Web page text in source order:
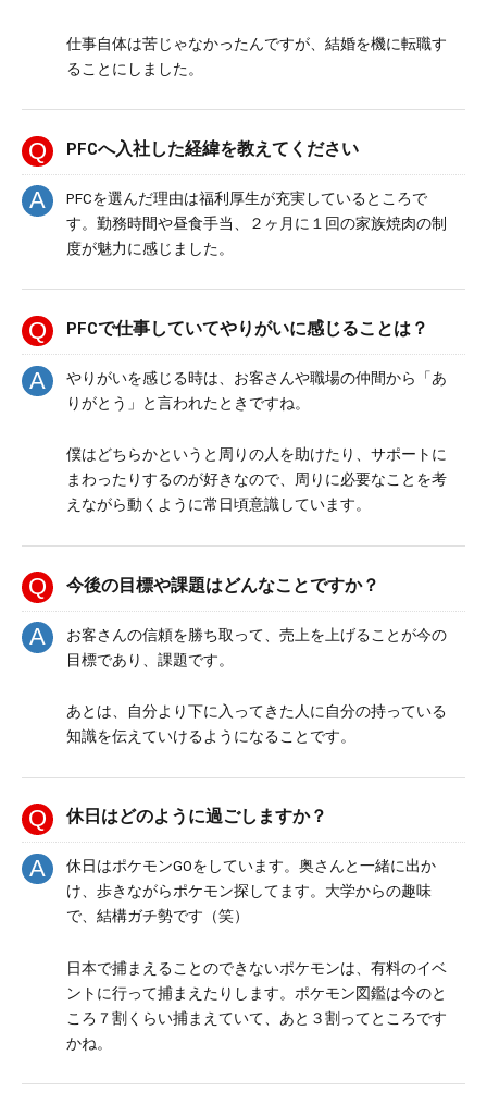
仕事自体は苦じゃなかったんですが、結婚を機に転職す
ることにしました。
PFCへ入社した経緯を教えてください
PFCを選んだ理由は福利厚生が充実しているところで
す。勤務時間や昼食手当、２ヶ月に１回の家族焼肉の制
度が魅力に感じました。
PFCで仕事していてやりがいに感じることは？
やりがいを感じる時は、お客さんや職場の仲間から「あ
りがとう」と言われたときですね。
僕はどちらかというと周りの人を助けたり、サポートに
まわったりするのが好きなので、周りに必要なことを考
えながら動くように常日頃意識しています。
今後の目標や課題はどんなことですか？
お客さんの信頼を勝ち取って、売上を上げることが今の
目標であり、課題です。
あとは、自分より下に入ってきた人に自分の持っている
知識を伝えていけるようになることです。
休日はどのように過ごしますか？
休日はポケモンGOをしています。奥さんと一緒に出か
け、歩きながらポケモン探してます。大学からの趣味
で、結構ガチ勢です（笑）
日本で捕まえることのできないポケモンは、有料のイベ
ントに行って捕まえたりします。ポケモン図鑑は今のと
ころ７割くらい捕まえていて、あと３割ってところです
かね。